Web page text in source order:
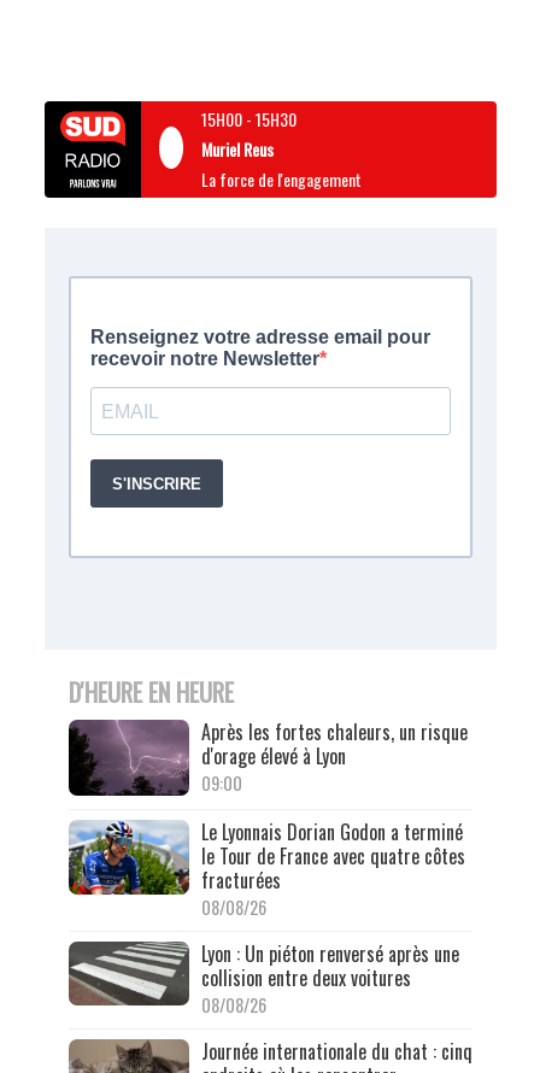
15H00-15H30
Muriel Reus
La force de l'engagement
D'HEURE EN HEURE
Après les fortes chaleurs, un risque
d'orage élevé à Lyon
09:00
Le Lyonnais Dorian Godon a terminé
le Tour de France avec quatre côtes
fracturées
08/08/26
Lyon : Un piéton renversé après une
collision entre deux voitures
08/08/26
Journée internationale du chat : cinq